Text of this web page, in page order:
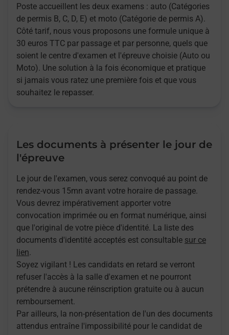
Poste accueillent les deux examens : auto (Catégories
de permis B, C, D, E) et moto (Catégorie de permis A).
Côté tarif, nous vous proposons une formule unique à
30 euros TTC par passage et par personne, quels que
soient le centre d'examen et l'épreuve choisie (Auto ou
Moto). Une solution à la fois économique et pratique
si jamais vous ratez une première fois et que vous
souhaitez le repasser.
Les documents à présenter le jour de
l'épreuve
Le jour de l'examen, vous serez convoqué au point de
rendez-vous 15mn avant votre horaire de passage.
Vous devrez impérativement apporter votre
convocation imprimée ou en format numérique, ainsi
que l'original de votre pièce d'identité. La liste des
documents d'identité acceptés est consultable sur ce
lien.
Soyez vigilant ! Les candidats en retard se verront
refuser l'accès à la salle d'examen et ne pourront
prétendre à aucune réinscription gratuite ou à aucun
remboursement.
Par ailleurs, la non-présentation de l'un des documents
attendus entraîne l'impossibilité pour le candidat de